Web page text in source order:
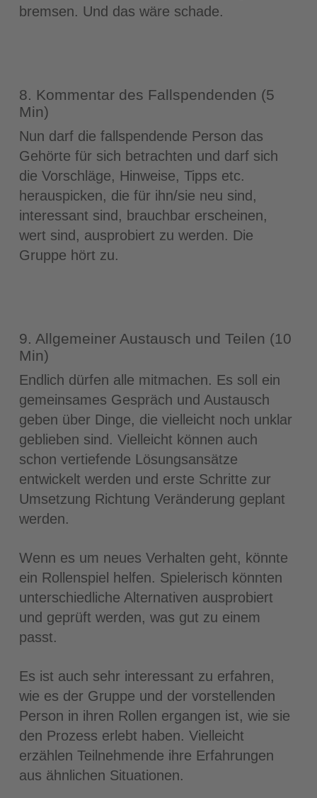
bremsen. Und das wäre schade.
8. Kommentar des Fallspendenden (5
Min)
Nun darf die fallspendende Person das
Gehörte für sich betrachten und darf sich
die Vorschläge, Hinweise, Tipps etc.
herauspicken, die für ihn/sie neu sind,
interessant sind, brauchbar erscheinen,
wert sind, ausprobiert zu werden. Die
Gruppe hört zu.
9. Allgemeiner Austausch und Teilen (10
Min)
Endlich dürfen alle mitmachen. Es soll ein
gemeinsames Gespräch und Austausch
geben über Dinge, die vielleicht noch unklar
geblieben sind. Vielleicht können auch
schon vertiefende Lösungsansätze
entwickelt werden und erste Schritte zur
Umsetzung Richtung Veränderung geplant
werden.
Wenn es um neues Verhalten geht, könnte
ein Rollenspiel helfen. Spielerisch könnten
unterschiedliche Alternativen ausprobiert
und geprüft werden, was gut zu einem
passt.
Es ist auch sehr interessant zu erfahren,
wie es der Gruppe und der vorstellenden
Person in ihren Rollen ergangen ist, wie sie
den Prozess erlebt haben. Vielleicht
erzählen Teilnehmende ihre Erfahrungen
aus ähnlichen Situationen.